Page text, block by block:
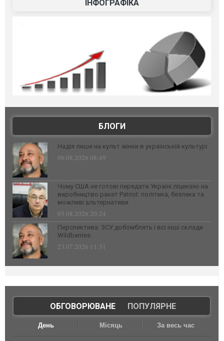
ІНФОГРАФІКА
БЛОГИ
Надія лише на культ жінки в українській культурі
06.08.2026 08:49
Чому США не готові передати Україні ліцензію на
виробництво ракет Patriot: політика, безпека та
можливі альтернативи
03.08.2026 20:24
Перспектива: ЗСУ добомблять і всі інші склади
Wildberries
23.07.2026 11:31
ОБГОВОРЮВАНЕ| ПОПУЛЯРНЕ
День Місяць За весь час